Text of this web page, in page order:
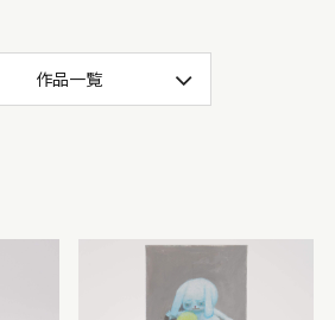
作品一覧